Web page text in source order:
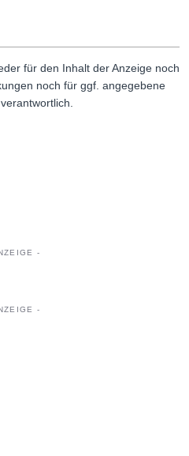
für den Inhalt der Anzeige noch
noch für ggf. angegebene